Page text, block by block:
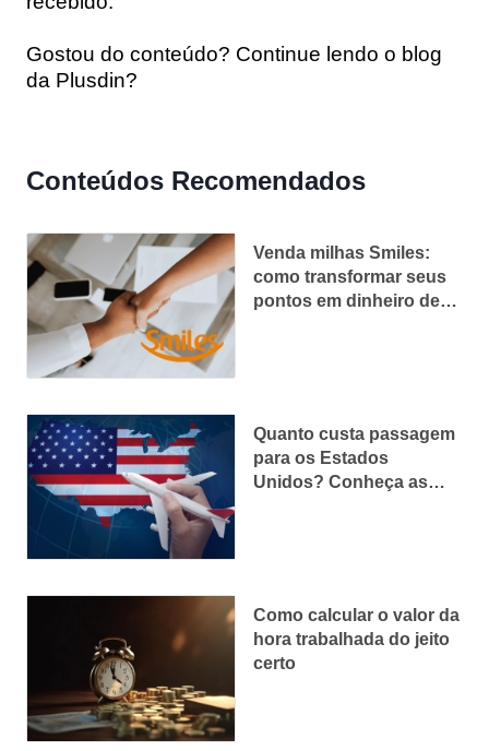
Gostou do conteúdo? Continue lendo o blog
da Plusdin?
Conteúdos Recomendados
Venda milhas Smiles:
como transformar seus
pontos em dinheiro de
Quanto custa passagem
para os Estados
Unidos? Conheça as
Como calcular o valor da
hora trabalhada do jeito
certo